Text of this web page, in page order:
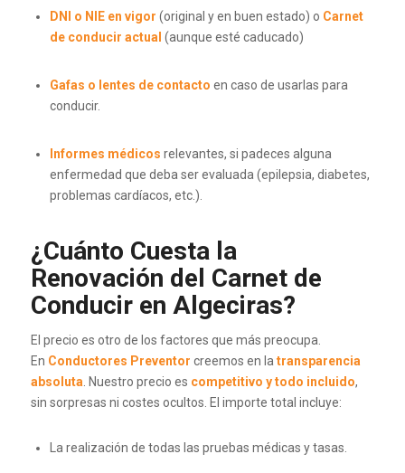
DNI o NIE en vigor (original y en buen estado) o Carnet
de conducir actual (aunque esté caducado)
Gafas o lentes de contacto en caso de usarlas para
conducir.
Informes médicos relevantes, si padeces alguna
enfermedad que deba ser evaluada (epilepsia, diabetes,
problemas cardíacos, etc.).
¿Cuánto Cuesta la
Renovación del Carnet de
Conducir en Algeciras?
El precio es otro de los factores que más preocupa.
En Conductores Preventor creemos en la transparencia
absoluta . Nuestro precio es competitivo y todo incluido,
sin sorpresas ni costes ocultos. El importe total incluye:
La realización de todas las pruebas médicas y tasas.